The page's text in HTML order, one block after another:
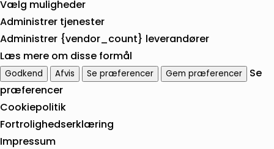
Vælg muligheder
Administrer tjenester
Administrer {vendor_count} leverandører
Læs mere om disse formål
Godkend Afvis Se præferencer Gem præferencer
Se
præferencer
Cookiepolitik
Fortrolighedserklæring
Impressum